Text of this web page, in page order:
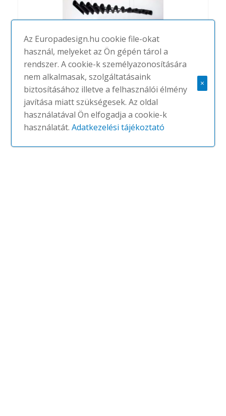
BuzziFold
#BUZZISPACE
Az Europadesign.hu cookie file-okat
használ, melyeket az Ön gépén tárol a
rendszer. A cookie-k személyazonosítására
nem alkalmasak, szolgáltatásaink
biztosításához illetve a felhasználói élmény
javítása miatt szükségesek. Az oldal
használatával Ön elfogadja a cookie-k
használatát.Adatkezelési tájékoztató
×